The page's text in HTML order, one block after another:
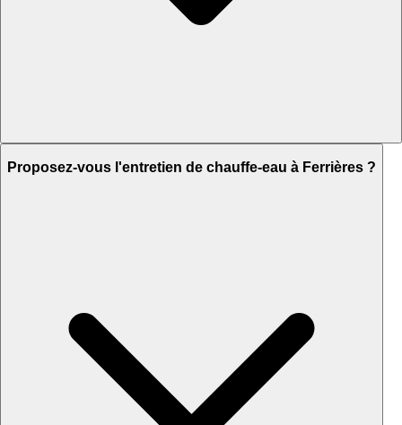
Proposez-vous l'entretien de chauffe-eau à Ferrières ?